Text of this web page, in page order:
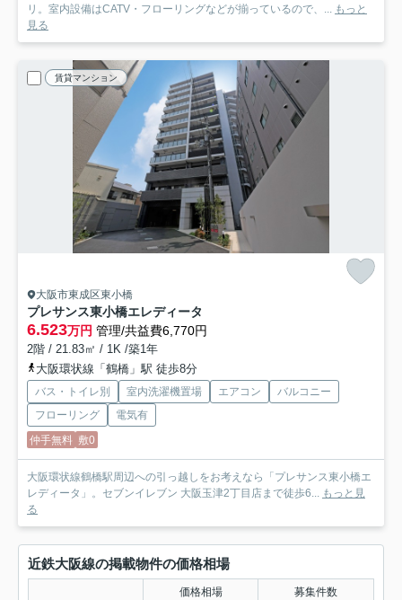
リ。室内設備はCATV・フローリングなどが揃っているので、...
もっと
見る
賃貸マンション
大阪市東成区東小橋
プレサンス東小橋エレディータ
6.523万円 管理/共益費6,770円
2階 / 21.83㎡ / 1K /築1年
大阪環状線「鶴橋」駅 徒歩8分
バス・トイレ別 室内洗濯機置場 エアコン
バルコニー
フローリング
電気有
仲手無料 敷0
大阪環状線鶴橋駅周辺への引っ越しをお考えなら「プレサンス東小橋エ
レディータ」。セブンイレブン 大阪玉津2丁目店まで徒歩6...
もっと見
る
近鉄大阪線の掲載物件の価格相場
価格相場 募集件数